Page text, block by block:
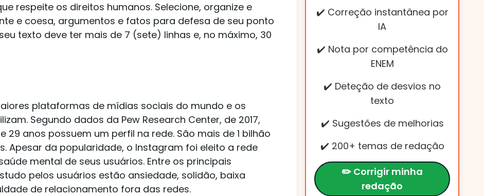
respeite os direitos humanos. Selecione, organize e
e coesa, argumentos e fatos para defesa de seu ponto
texto deve ter mais de 7 (sete) linhas e, no máximo, 30
plataformas de mídias sociais do mundo e os
Segundo dados da Pew Research Center, de 2017,
29 anos possuem um perfil na rede. São mais de 1 bilhão
Apesar da popularidade, o Instagram foi eleito a rede
mental de seus usuários. Entre os principais
pelos usuários estão ansiedade, solidão, baixa
de relacionamento fora das redes.
✔️ Correção instantânea por
IA
✔️ Nota por competência do
ENEM
✔️ Deteção de desvios no
texto
✔️ Sugestões de melhorias
✔️ 200+ temas de redação
✏️ Corrigir minha
redação